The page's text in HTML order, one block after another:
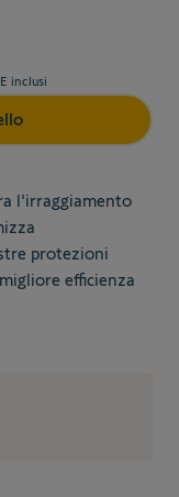
inclusi
l'irraggiamento
protezioni
efficienza